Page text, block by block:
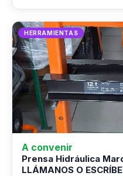
HERRAMIENTAS
A convenir
Prensa Hidráulica
LLÁMANOS O